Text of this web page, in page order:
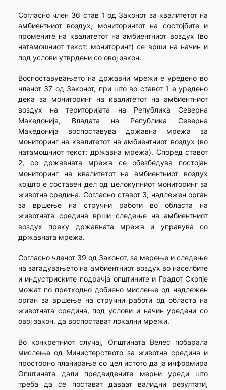
Согласно член 36 став 1 од Законот за квалитетот на
амбиентниот воздух, мониторингот на состојбите и
промените на квалитетот на амбиентниот воздух (во
натамошниот текст: мониторинг) се врши на начин и
под услови утврдени со овој закон.
Воспоставувањето на државни мрежи е уредено во
членот 37 од Законот, при што во ставот 1 е уредено
дека за мониторинг на квалитетот на амбиентниот
воздух на територијата на Република Северна
Македонија, Владата на Република Северна
Македонија воспоставува државна мрежа за
мониторинг на квалитетот на амбиентниот воздух (во
натамошниот текст: државна мрежа). Според ставот
2, со државната мрежа се обезбедува постојан
мониторинг на квалитетот на амбиентниот воздух
којшто е составен дел од целокупниот мониторинг за
животна средина. Согласно ставот 3, надлежен орган
за вршење на стручни работи во областа на
животната средина врши следење на амбиентниот
воздух преку државната мрежа и управува со
државната мрежа.
Согласно членот 39 од Законот, за мерење и следење
на загадувањето на амбиентниот воздух во населбите
и индустриските подрачја општините и Градот Скопје
можат по претходно добиено мислење од надлежен
орган за вршење на стручни работи од областа на
животната средина, под услови и начин уредени со
овој закон, да воспостават локални мрежи.
Во конкретниот случај, Општината Велес побарала
мислење од Министерството за животна средина и
просторно планирање со цел истото да ја информира
Општината дали предвидените мерни уреди што
треба да се постават даваат валидни резултати,